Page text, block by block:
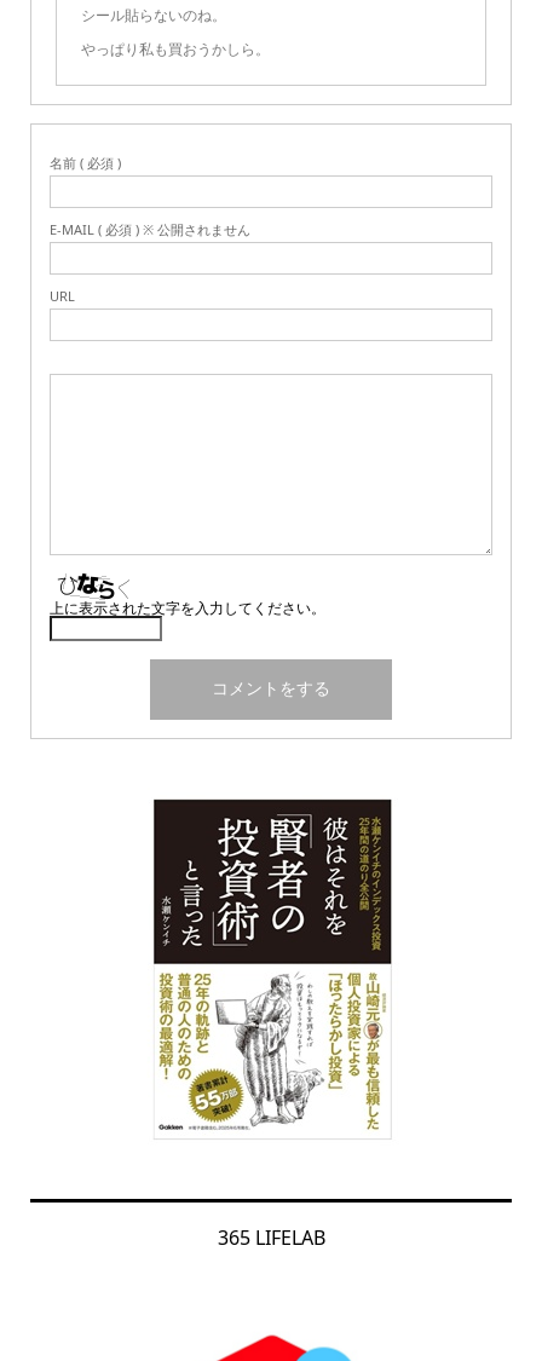
シール貼らないのね。
やっぱり私も買おうかしら。
名前 ( 必須 )
E-MAIL ( 必須 ) ※ 公開されません
URL
上に表示された文字を入力してください。
365 LIFELAB